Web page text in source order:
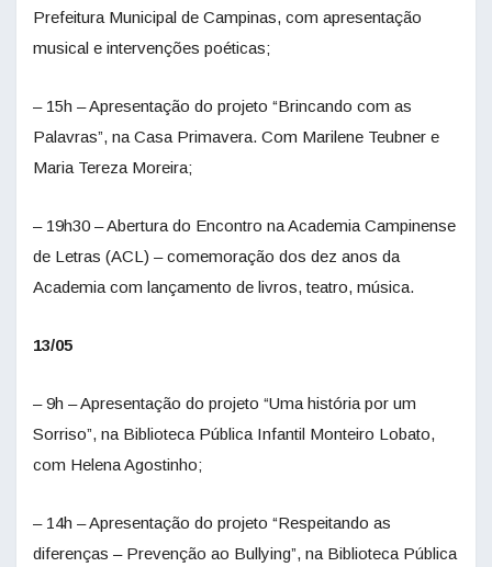
Prefeitura Municipal de Campinas, com apresentação
musical e intervenções poéticas;
– 15h – Apresentação do projeto “Brincando com as
Palavras”, na Casa Primavera. Com Marilene Teubner e
Maria Tereza Moreira;
– 19h30 – Abertura do Encontro na Academia Campinense
de Letras (ACL) – comemoração dos dez anos da
Academia com lançamento de livros, teatro, música.
13/05
– 9h – Apresentação do projeto “Uma história por um
Sorriso”, na Biblioteca Pública Infantil Monteiro Lobato,
com Helena Agostinho;
– 14h – Apresentação do projeto “Respeitando as
diferenças – Prevenção ao Bullying”, na Biblioteca Pública